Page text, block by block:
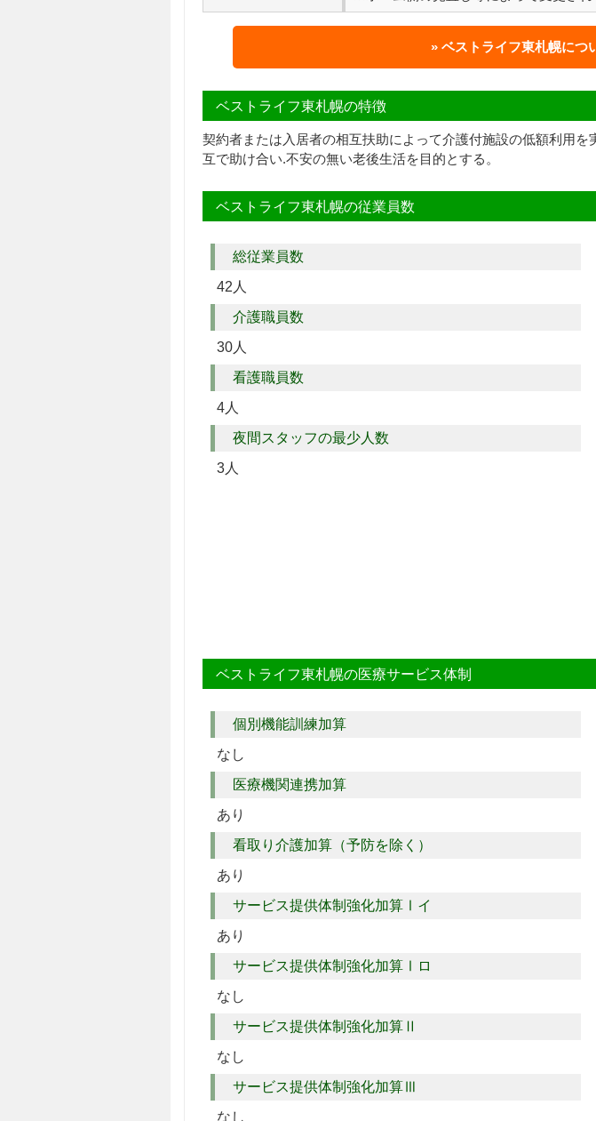
ベストライフ東札幌につ
ベストライフ東札幌の特徴
契約者または入居者の相互扶助によって介護付施設の低額利用
互で助け合い.不安の無い老後生活を目的とする。
ベストライフ東札幌の従業員数
総従業員数
42人
介護職員数
30人
看護職員数
4人
夜間スタッフの最少人数
3人
ベストライフ東札幌の医療サービス体制
個別機能訓練加算
なし
医療機関連携加算
あり
看取り介護加算（予防を除く）
あり
サービス提供体制強化加算Ⅰイ
あり
サービス提供体制強化加算Ⅰロ
なし
サービス提供体制強化加算Ⅱ
なし
サービス提供体制強化加算Ⅲ
なし